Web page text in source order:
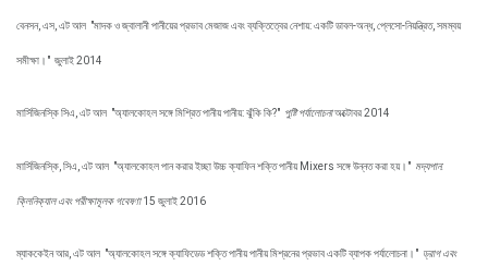
বেনসন, এস, এট আল "মাদক ও জ্বালানী পানীয়ের প্রভাব মেজাজ এবং ব্যক্তিত্বের নেশায়: একটি ডাবল-অন্ধ, প্লেসো-নিয়ন্ত্রিত, সমম্বয়
সমীক্ষা।" জুলাই 2014
মার্সিজিনস্কি সিএ, এট আল "অ্যালকোহল সঙ্গে মিশ্রিত পানীয় পানীয়: ঝুঁকি কি?" পুষ্টি পর্যালোচনাঅক্টোবর 2014
মার্সিজিনস্কি, সিএ, এট আল "অ্যালকোহল পান করার ইচ্ছা উচ্চ ক্যাফিন শক্তি পানীয় Mixers সঙ্গে উন্নত করা হয়।" মদ্যপান:
ক্লিনিক্যাল এবং পরীক্ষামূলক গবেষণা15 জুলাই 2016
ম্যাককেইন আর, এট আল "অ্যালকোহল সঙ্গে ক্যাফিডেড শক্তি পানীয় পানীয় মিশ্রনের প্রভাব একটি ব্যাপক পর্যালোচনা।" ড্রাগ এবং